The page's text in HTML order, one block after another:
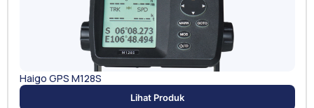
Haigo GPS M128S
Lihat Produk